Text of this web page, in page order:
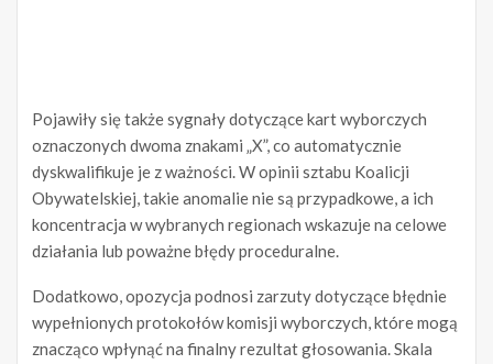
Pojawiły się także sygnały dotyczące kart wyborczych
oznaczonych dwoma znakami „X”, co automatycznie
dyskwalifikuje je z ważności. W opinii sztabu Koalicji
Obywatelskiej, takie anomalie nie są przypadkowe, a ich
koncentracja w wybranych regionach wskazuje na celowe
działania lub poważne błędy proceduralne.
Dodatkowo, opozycja podnosi zarzuty dotyczące błędnie
wypełnionych protokołów komisji wyborczych, które mogą
znacząco wpłynąć na finalny rezultat głosowania. Skala